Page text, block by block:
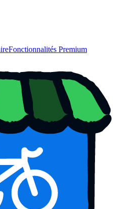
Fonctionnalités Premium